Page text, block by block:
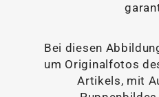
Bei diesen
um Originalfotos
Artikels, mit